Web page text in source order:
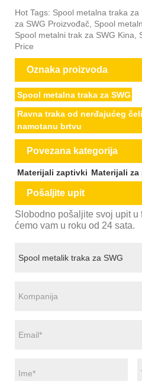
Hot Tags: Spool metalna traka
za SWG Proizvođač, Spool
Spool metalni trak za SWG Kina,
Price
Oznaka proizvoda
Spool metalna traka za SWG
Ravna traka od nerđajućeg
namotanu brtvu
Povezana kategorija
Materijali zaptivki Materijali
Pošaljite upit
Slobodno pošaljite svoj upit u
ćemo vam u roku od 24 sata.